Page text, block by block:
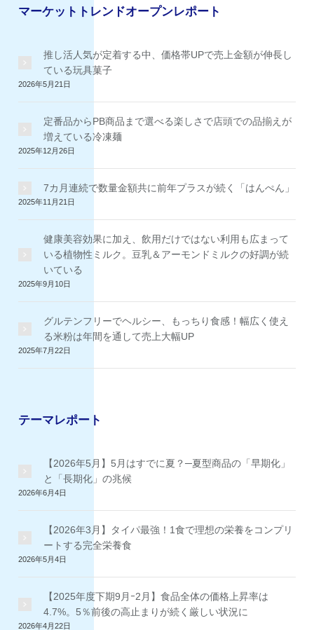
イ
マーケットトレンドオープンレポート
推し活人気が定着する中、価格帯UPで売上金額が伸長し
ている玩具菓子
2026年5月21日
定番品からPB商品まで選べる楽しさで店頭での品揃えが
増えている冷凍麺
2025年12月26日
7カ月連続で数量金額共に前年プラスが続く「はんぺん」
2025年11月21日
健康美容効果に加え、飲用だけではない利用も広まって
いる植物性ミルク。豆乳＆アーモンドミルクの好調が続
いている
2025年9月10日
グルテンフリーでヘルシー、もっちり食感！幅広く使え
る米粉は年間を通して売上大幅UP
2025年7月22日
テーマレポート
【2026年5月】5月はすでに夏？─夏型商品の「早期化」
と「長期化」の兆候
2026年6月4日
【2026年3月】タイパ最強！1食で理想の栄養をコンプリ
ートする完全栄養食
2026年5月4日
【2025年度下期9月ｰ2月】食品全体の価格上昇率は
4.7%。5％前後の高止まりが続く厳しい状況に
2026年4月22日